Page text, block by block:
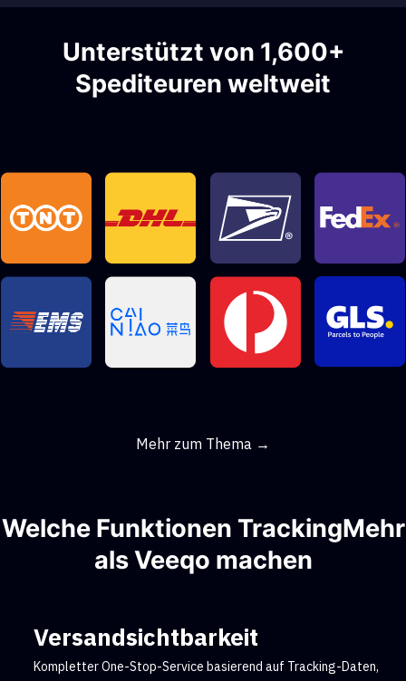
Unterstützt von 1,600+
Spediteuren weltweit
Mehr zum Thema →
Welche Funktionen TrackingMehr
als Veeqo machen
Versandsichtbarkeit
Kompletter One-Stop-Service basierend auf Tracking-Daten,